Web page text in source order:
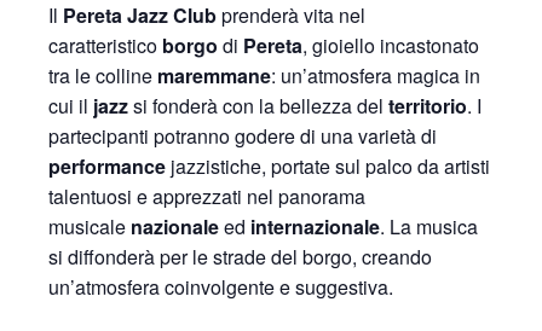
Il Pereta Jazz Clubprenderà vita nel
caratteristico borgo di Pereta, gioiello incastonato
tra le colline maremmane: un’atmosfera magica in
cui il jazzsi fonderà con la bellezza del territorio. I
partecipanti potranno godere di una varietà di
performance jazzistiche, portate sul palco da artisti
talentuosi e apprezzati nel panorama
musicale nazionaleed internazionale. La musica
si diffonderà per le strade del borgo, creando
un’atmosfera coinvolgente e suggestiva.